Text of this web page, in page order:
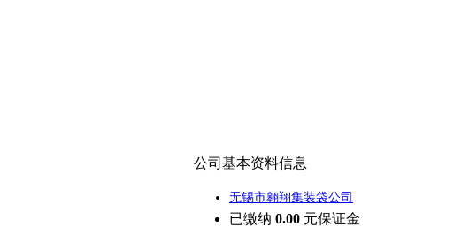
公司基本资料信息
无锡市翱翔集装袋公司
已缴纳 0.00 元保证金